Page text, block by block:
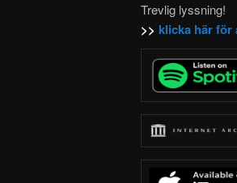
Trevlig lyssning!
>> klicka här för